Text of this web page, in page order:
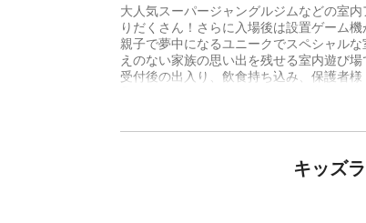
大人気スーパージャングルジムなどの室
りだくさん！さらに入場後は設置ゲーム
親子で夢中になるユニークでスペシャル
えのない家族の思い出を残せる室内遊び
受付後の出入り、飲食持ち込み、保護者
暑い日も寒い日も雨の日も花粉が辛い時
様もパパもママも家族みんなで楽しいキ
キッズ